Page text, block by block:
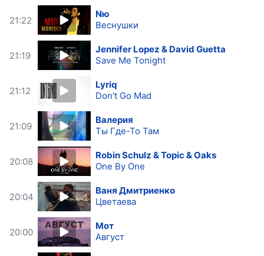
21:22
Nю
Веснушки
21:19
Jennifer Lopez & David Guetta
Save Me Tonight
21:12
Lyriq
Don't Go Mad
21:09
Валерия
Ты Где-То Там
20:08
Robin Schulz & Topic & Oaks
One By One
20:04
Ваня Дмитриенко
Цветаева
20:00
Мот
Август